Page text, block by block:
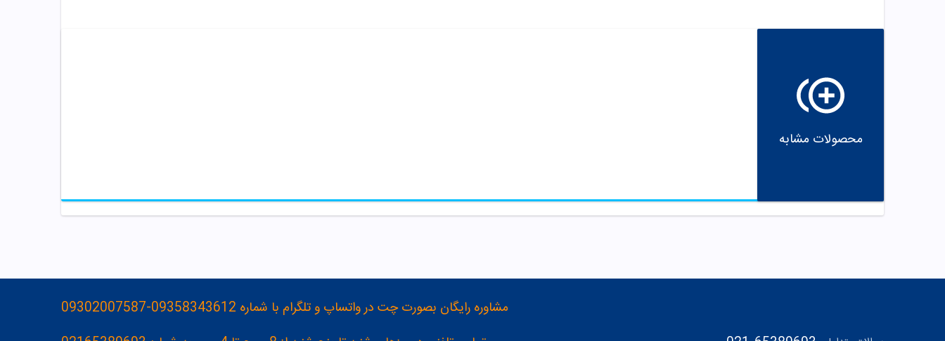
محصولات مشابه
مشاوره رایگان بصورت چت در واتساپ و تلگرام با شماره 09358343612-09302007587